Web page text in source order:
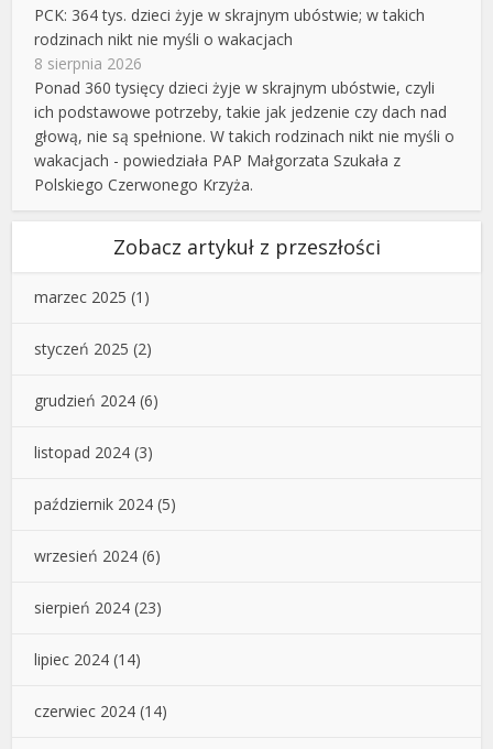
PCK: 364 tys. dzieci żyje w skrajnym ubóstwie; w takich
rodzinach nikt nie myśli o wakacjach
8 sierpnia 2026
Ponad 360 tysięcy dzieci żyje w skrajnym ubóstwie, czyli
ich podstawowe potrzeby, takie jak jedzenie czy dach nad
głową, nie są spełnione. W takich rodzinach nikt nie myśli o
wakacjach - powiedziała PAP Małgorzata Szukała z
Polskiego Czerwonego Krzyża.
Zobacz artykuł z przeszłości
marzec 2025 (1)
styczeń 2025 (2)
grudzień 2024 (6)
listopad 2024 (3)
październik 2024 (5)
wrzesień 2024 (6)
sierpień 2024 (23)
lipiec 2024 (14)
czerwiec 2024 (14)